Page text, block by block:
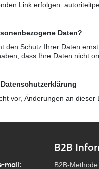
Link erfolgen:
Daten?
den Schutz Ihrer Daten
dass Ihre Daten nicht
vor, Änderungen an
mail:
B2B
B2B-